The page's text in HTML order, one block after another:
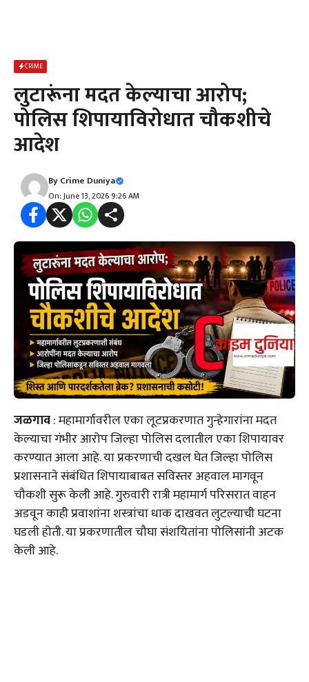
CRIME
लुटारूंना मदत केल्याचा आरोप;
पोलिस शिपायाविरोधात चौकशीचे
आदेश
ByCrime Duniya
On: June 13, 2026 9:26 AM
जळगाव: महामार्गावरील एका लूटप्रकरणात गुन्हेगारांना मदत
केल्याचा गंभीर आरोप जिल्हा पोलिस दलातील एका शिपायावर
करण्यात आला आहे. या प्रकरणाची दखल घेत जिल्हा पोलिस
प्रशासनाने संबंधित शिपायाबाबत सविस्तर अहवाल मागवून
चौकशी सुरू केली आहे. गुरुवारी रात्री महामार्ग परिसरात वाहन
अडवून काही प्रवाशांना शस्त्रांचा धाक दाखवत लुटल्याची घटना
घडली होती. या प्रकरणातील चौघा संशयितांना पोलिसांनी अटक
केली आहे.